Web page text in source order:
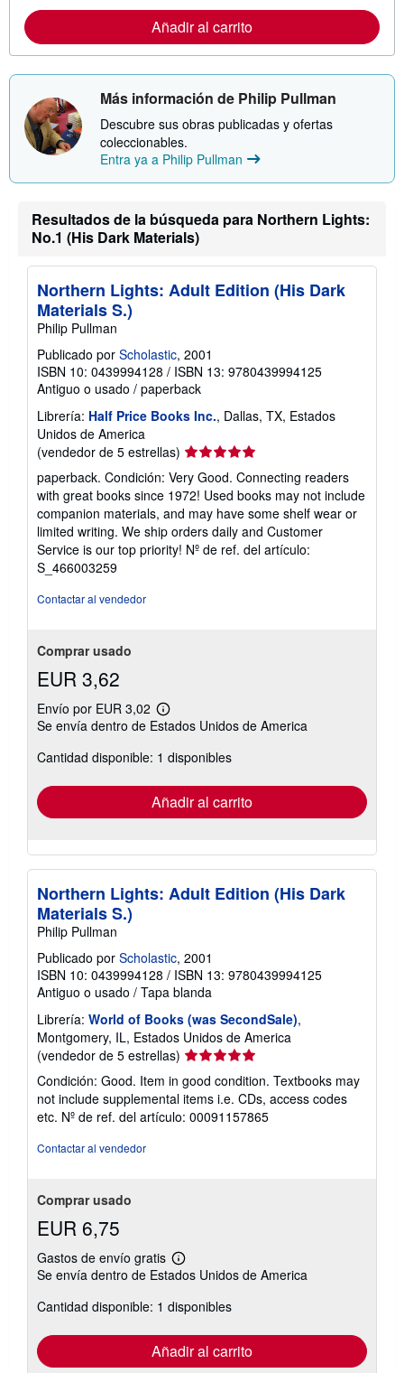
m
n
s
o
b
r
l
s
a
r
a
d
o
Añadir al carrito
Más información de Philip Pullman
Descubre sus obras publicadas y ofertas
coleccionables.
Entra ya a Philip Pullman
Resultados de la búsqueda para Northern Lights:
No.1 (His Dark Materials)
Northern Lights: Adult Edition (His Dark
Materials S.)
Philip Pullman
Publicado por Scholastic, 2001
ISBN 10: 0439994128 / ISBN 13: 9780439994125
Antiguo o usado / paperback
Librería: Half Price Books Inc., Dallas, TX, Estados
Unidos de America
(vendedor de 5 estrellas) Calificación
vendedor:
5
de
5
estrellas
paperback. Condición: Very Good. Connecting readers
with great books since 1972! Used books may not include
companion materials, and may have some shelf wear or
limited writing. We ship orders daily and Customer
Service is our top priority! Nº de ref. del artículo:
S_466003259
Contactar al vendedor
Comprar usado
EUR 3,62
Envío por EUR 3,02
Más
información
las
tarifas
envío
Se envía dentro de Estados Unidos de America
Cantidad disponible: 1 disponibles
Añadir al carrito
Northern Lights: Adult Edition (His Dark
Materials S.)
Philip Pullman
Publicado por Scholastic, 2001
ISBN 10: 0439994128 / ISBN 13: 9780439994125
Antiguo o usado / Tapa blanda
Librería: World of Books (was SecondSale),
Montgomery, IL, Estados Unidos de America
(vendedor de 5 estrellas) Calificación
vendedor:
5
de
Condición: Good. Item in good condition. Textbooks may
not include supplemental items i.e. CDs, access codes
etc. Nº de ref. del artículo: 00091157865
Contactar al vendedor
Comprar usado
EUR 6,75
Gastos de envío gratis
Más
información
las
tarifas
envío
Se envía dentro de Estados Unidos de America
Cantidad disponible: 1 disponibles
Añadir al carrito